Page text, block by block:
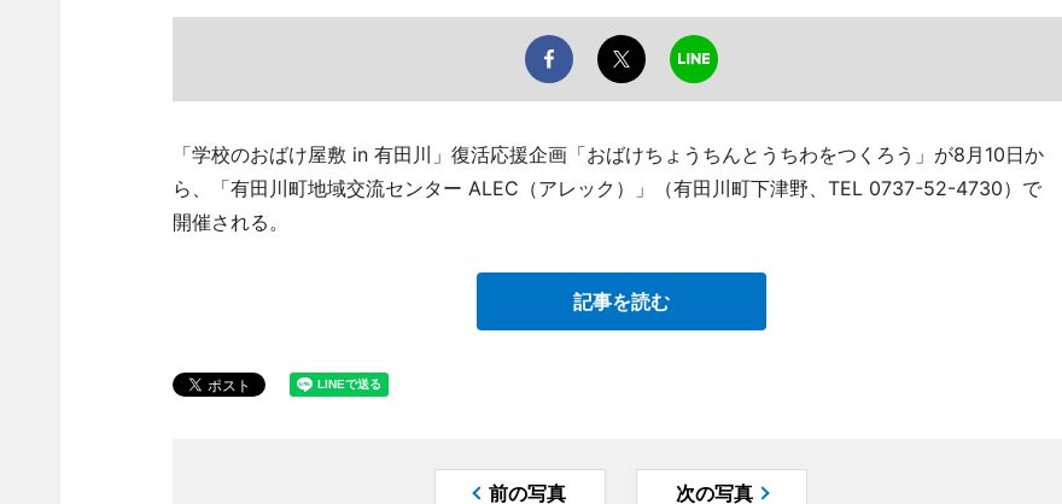
「学校のおばけ屋敷 in 有田川」復活応援企画「おばけちょうちんとうちわをつくろう」が8月10日か
ら、「有田川町地域交流センター ALEC（アレック）」（有田川町下津野、TEL 0737-52-4730）で
開催される。
記事を読む
前の写真 次の写真